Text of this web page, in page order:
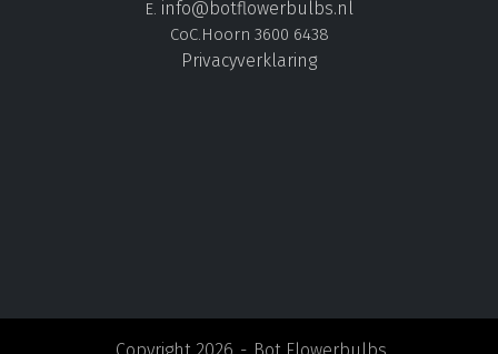
E. info@botflowerbulbs.nl
CoC.Hoorn 3600 6438
Privacyverklaring